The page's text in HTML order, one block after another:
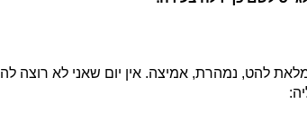
להט, נמהרת, אמיצה. אין יום שאני לא רוצה